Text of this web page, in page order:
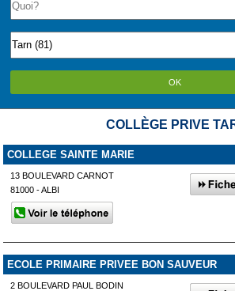
OK
COLLÈGE PRIVE
COLLEGE SAINTE MARIE
13 BOULEVARD CARNOT
81000 - ALBI
ECOLE PRIMAIRE PRIVEE BON SAUVEUR
2 BOULEVARD PAUL BODIN